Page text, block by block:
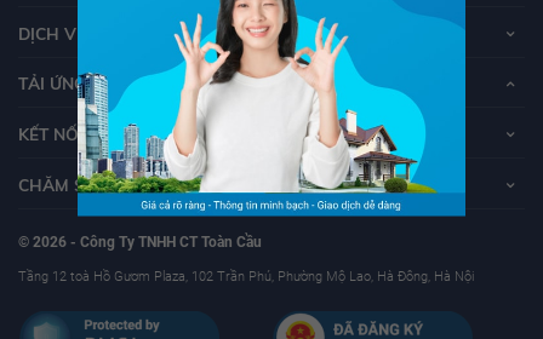
DỊCH VỤ KHÁCH HÀNG
TẢI ỨNG DỤNG YOUHOMES
KẾT NỐI VỚI YOUHOMES
CHĂM SÓC KHÁCH HÀNG
© 2026 - Công Ty TNHH CT Toàn Cầu
Tầng 12 toà Hồ Gươm Plaza, 102 Trần Phú, Phường Mộ Lao, Hà Đông, Hà Nội